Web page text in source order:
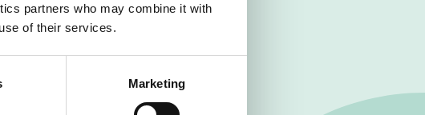
partners who may combine it with
of their services.
Marketing